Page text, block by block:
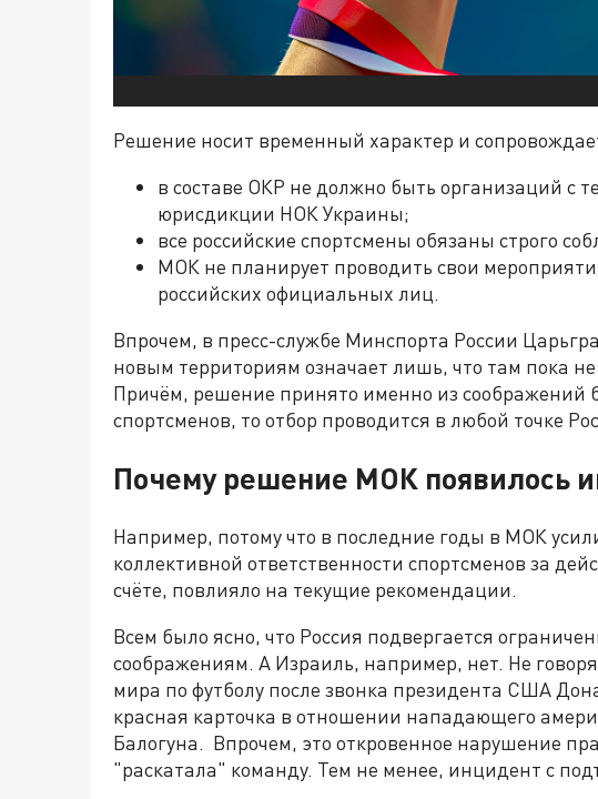
Решение носит временный характер и
в составе ОКР не должно быть организаций с
юрисдикции НОК Украины;
все российские спортсмены обязаны строго
МОК не планирует проводить свои
российских официальных лиц.
Впрочем, в пресс-службе Минспорта России
новым территориям означает лишь, что там пока
Причём, решение принято именно из соображений
спортсменов, то отбор проводится в любой точке
Почему решение МОК появилось
Например, потому что в последние годы в МОК
коллективной ответственности спортсменов за
счёте, повлияло на текущие рекомендации.
Всем было ясно, что Россия подвергается
соображениям. А Израиль, например, нет. Не
мира по футболу после звонка президента США
красная карточка в отношении нападающего
Балогуна. Впрочем, это откровенное нарушение
"раскатала" команду. Тем не менее, инцидент с